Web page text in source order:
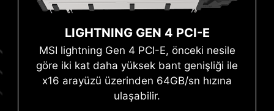
WINDOWS 11 SERTİFİKALI
LIGHTNING GEN 4 PCI-E
MSI lightning Gen 4 PCI-E, önceki nesile
göre iki kat daha yüksek bant genişliği ile
x16 arayüzü üzerinden 64GB/sn hızına
ulaşabilir.
performansı sunmaya hazır.
Gelişmiş SMT (Yüzey Montaj Teknolojisi)
lehim işlemi, slot lehim bağlantıları,
elektromanyetik sinyal girişi kusur oranını
azaltır. Özel Memory Boost teknolojisi ile
birleştiğinde, MSI anakartları temiz ve saf